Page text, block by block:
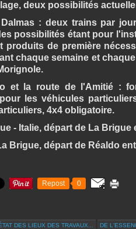
deux possibilités
: deux trains par
possibilités étant pour
produits de première
chaque semaine et
et la route de l'Amitié :
les véhicules
4x4 obligatoire.
- Italie, départ de La Brigue
Brigue, départ de Réaldo
Repost 0
DES LIEUX DES TRAVAUX... DE